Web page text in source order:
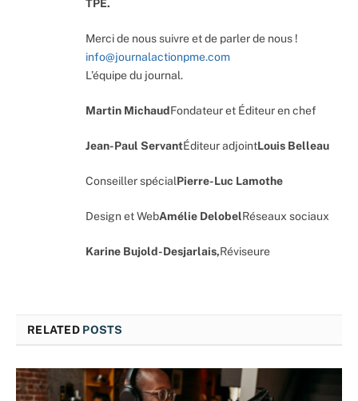
TPE.
Merci de nous suivre et de parler de nous !
info@journalactionpme.com
L’équipe du journal.
Martin MichaudFondateur et Éditeur en chef
Jean-Paul ServantÉditeur adjointLouis Belleau
Conseiller spécialPierre-Luc Lamothe
Design et WebAmélie DelobelRéseaux sociaux
Karine Bujold-Desjarlais,Réviseure
RELATED POSTS